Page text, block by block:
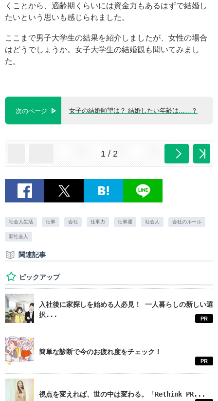
くことから、適齢期くらいには資金力もあるはずで結婚し
たいという思いも感じられました。
ここまで男子大学生の結果を紹介しましたが、女性の場合
はどうでしょうか。女子大学生の結婚観も聞いてみまし
た。
次のページ 女子の結婚願望は？ 結婚したい年齢は……？
1 / 2
社会人生活 仕事 会社 仕事力 仕事運 社会人 会社のルール
新社会人
関連記事
ピックアップ
入社後に家探しを始める人必見！ 一人暮らしの新しい選
択...
PR
簡単な診断で今のお疲れ度をチェック！
PR
視点を変えれば、世の中は変わる。「Rethink PR...